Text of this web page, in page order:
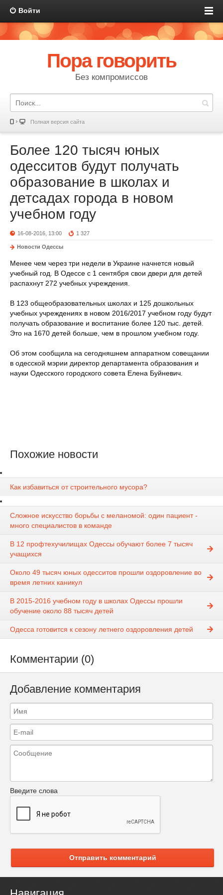
Войти
Пора говорить
Без компромиссов
Полная версия сайта
Более 120 тысяч юных
одесситов будут получать
образование в школах и
детсадах города в новом
учебном году
16-08-2016, 13:00 1 327
Новости Одессы
Менее чем через три недели в Украине начнется новый
учебный год. В Одессе с 1 сентября свои двери для детей
распахнут 272 учебных учреждения.
В 123 общеобразовательных школах и 125 дошкольных
учебных учреждениях в новом 2016/2017 учебном году будут
получать образование и воспитание более 120 тыс. детей.
Это на 1670 детей больше, чем в прошлом учебном году.
Об этом сообщила на сегодняшнем аппаратном совещании
в одесской мэрии директор департамента образования и
науки Одесского городского совета Елена Буйневич.
Похожие новости
Как избавиться от строительного мусора?
Сложное искусство борьбы с меланомой: один пациент -
много специалистов в команде
В 12 профтехучилищах Одессы обучают более 7 тысяч
учащихся
Около 49 тысяч юных одесситов прошли оздоровление во
время летних каникул
В 2015-2016 учебном году в школах Одессы прошли
обучение около 88 тысяч детей
Одесса готовится к сезону летнего оздоровления детей
Комментарии (0)
Добавление комментария
Введите слова
Отправить комментарий